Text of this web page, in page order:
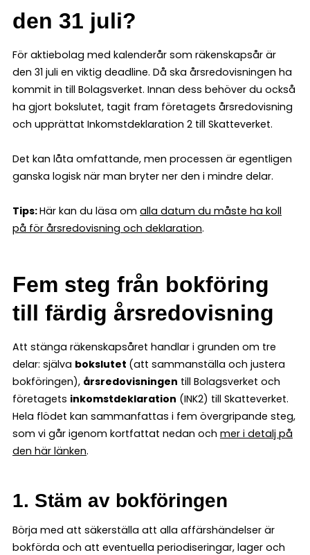
den 31 juli?
För aktiebolag med kalenderår som räkenskapsår är
den 31 juli en viktig deadline. Då ska årsredovisningen ha
kommit in till Bolagsverket. Innan dess behöver du också
ha gjort bokslutet, tagit fram företagets årsredovisning
och upprättat Inkomstdeklaration 2 till Skatteverket.
Det kan låta omfattande, men processen är egentligen
ganska logisk när man bryter ner den i mindre delar.
Tips:Här kan du läsa om alla datum du måste ha koll
på för årsredovisning och deklaration.
Fem steg från bokföring
till färdig årsredovisning
Att stänga räkenskapsåret handlar i grunden om tre
delar: själva bokslutet (att sammanställa och justera
bokföringen), årsredovisningen till Bolagsverket och
företagets inkomstdeklaration (INK2) till Skatteverket.
Hela flödet kan sammanfattas i fem övergripande steg,
som vi går igenom kortfattat nedan och mer i detalj på
den här länken.
1. Stäm av bokföringen
Börja med att säkerställa att alla affärshändelser är
bokförda och att eventuella periodiseringar, lager och